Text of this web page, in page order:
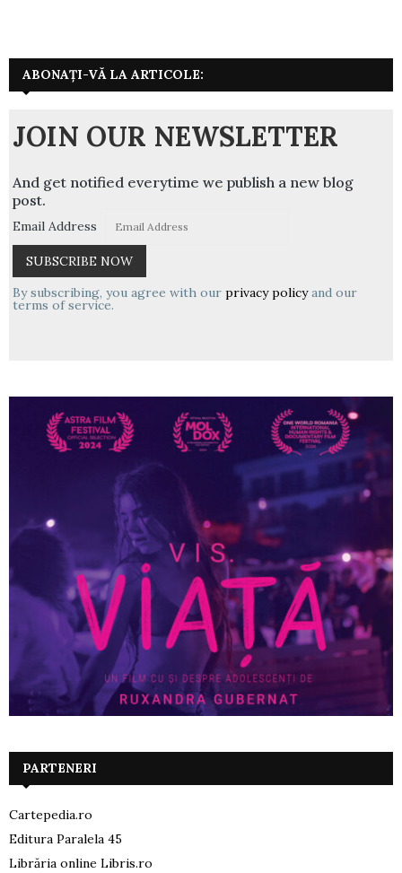
ABONAȚI-VĂ LA ARTICOLE:
JOIN OUR NEWSLETTER
And get notified everytime we publish a new blog
post.
Email Address
By subscribing, you agree with our privacy policyand our
terms of service.
PARTENERI
Cartepedia.ro
Editura Paralela 45
Librăria online Libris.ro